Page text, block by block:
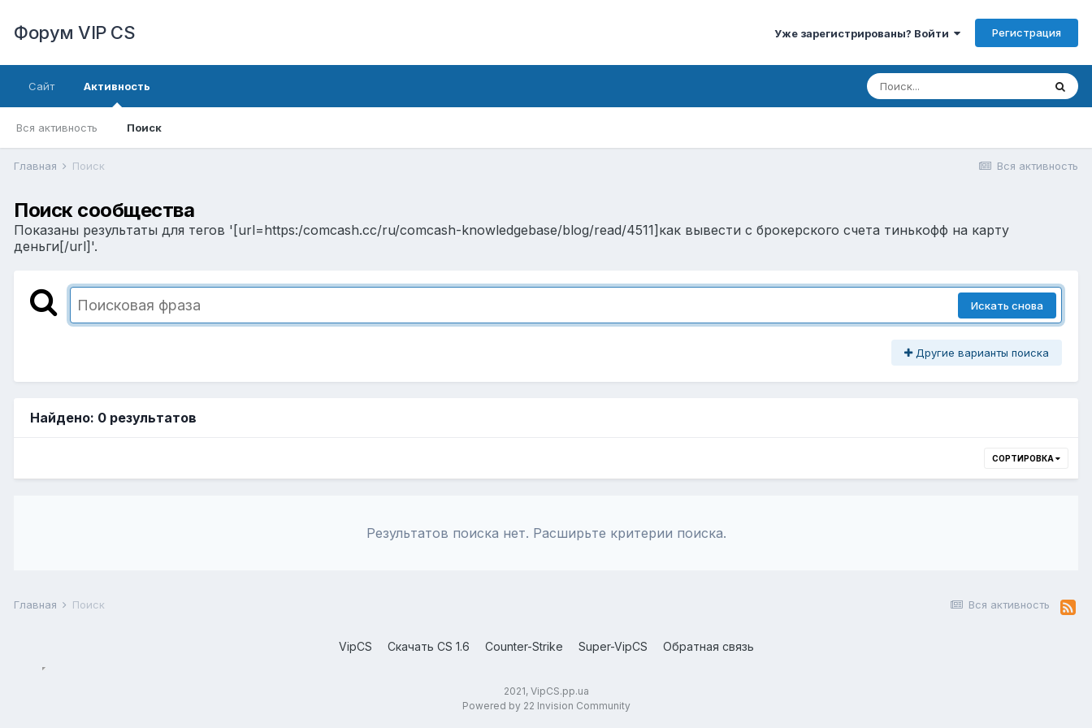
Форум VIP CS Уже зарегистрированы? Войти Регистрация
Сайт Активность
Вся активность Поиск
Вся активность
Главная Поиск
Поиск сообщества
Показаны результаты для тегов '[url=https:/comcash.cc/ru/comcash-knowledgebase/blog/read/4511]как вывести с брокерского счета тинькофф на карту
деньги[/url]'.
Искать снова
Другие варианты поиска
Найдено: 0 результатов
СОРТИРОВКА
Результатов поиска нет. Расширьте критерии поиска.
Вся активность
Главная Поиск
VipCS Скачать CS 1.6 Counter-Strike Super-VipCS Обратная связь
2021, VipCS.pp.ua
Powered by 22 Invision Community